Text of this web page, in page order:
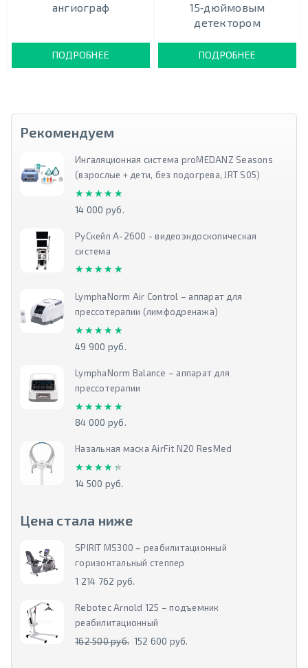
ангиограф
ПОДРОБНЕЕ
15‑дюймовым
детектором
ПОДРОБНЕЕ
Рекомендуем
Ингаляционная система proMEDANZ Seasons
(взрослые + дети, без подогрева, JRT S05)
★★★★★
★★★★★
14 000 руб.
РуСкейп А-2600 - видеоэндоскопическая
система
★★★★★
★★★★★
LymphaNorm Air Control – аппарат для
прессотерапии (лимфодренажа)
★★★★★
★★★★★
49 900 руб.
LymphaNorm Balance – аппарат для
прессотерапии
★★★★★
★★★★★
84 000 руб.
Назальная маска AirFit N20 ResMed
★★★★★
★★★★★
14 500 руб.
Цена стала ниже
SPIRIT MS300 – реабилитационный
горизонтальный степпер
1 214 762 руб.
Rebotec Arnold 125 – подъемник
реабилитационный
162 500 руб. 152 600 руб.